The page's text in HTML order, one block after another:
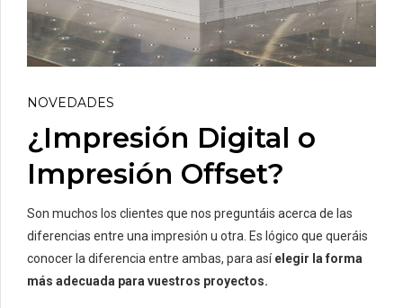
NOVEDADES
¿Impresión Digital o
Impresión Offset?
Son muchos los clientes que nos preguntáis acerca de las
diferencias entre una impresión u otra. Es lógico que queráis
conocer la diferencia entre ambas, para asíelegir la forma
más adecuada para vuestros proyectos.